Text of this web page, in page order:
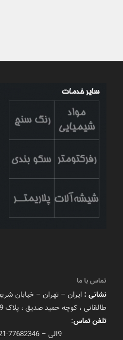
تماس با ما
نشانی : ایران – تهران – خیابان
طالقانی ، کوچه حمید صدیق ، پلاک 9 ، واحد 4
تلفن تماس: